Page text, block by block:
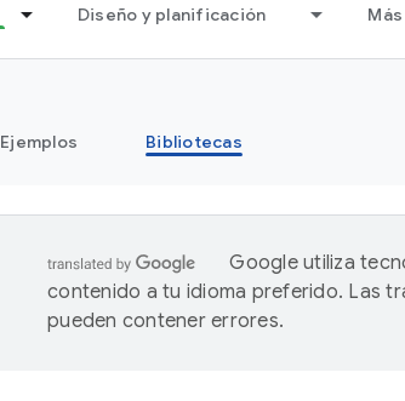
Diseño y planificación Más
Ejemplos Bibliotecas
Google utiliza
contenido a tu idioma preferido. Las
pueden contener errores.